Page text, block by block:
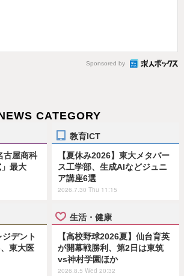
Sponsored by
CATEGORY
古屋商科
最大
教育ICT
【夏休み2026】東大メタバー
ス工学部、生成AIなどジュニ
ア講座6選
2026.7.30 Thu 11:15
デント
東大医
生活・健康
【高校野球2026夏】仙台育英
が開幕戦勝利、第2日は東筑
vs神村学園ほか
2026.8.5 Wed 20:32